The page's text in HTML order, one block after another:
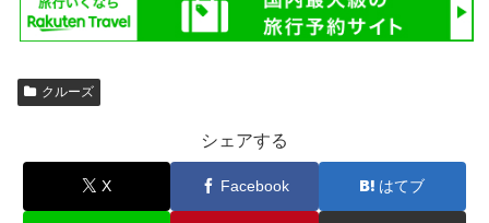
クルーズ
シェアする
X Facebook はてブ